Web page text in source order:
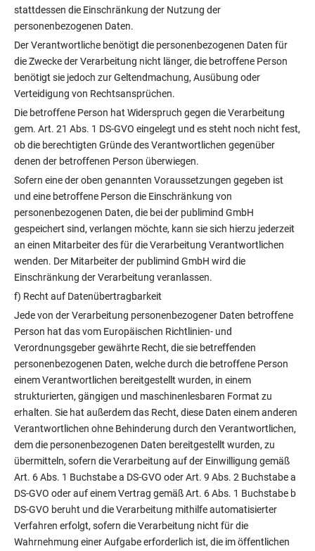
stattdessen die Einschränkung der Nutzung der
personenbezogenen Daten.
Der Verantwortliche benötigt die personenbezogenen Daten für
die Zwecke der Verarbeitung nicht länger, die betroffene Person
benötigt sie jedoch zur Geltendmachung, Ausübung oder
Verteidigung von Rechtsansprüchen.
Die betroffene Person hat Widerspruch gegen die Verarbeitung
gem. Art. 21 Abs. 1 DS-GVO eingelegt und es steht noch nicht fest,
ob die berechtigten Gründe des Verantwortlichen gegenüber
denen der betroffenen Person überwiegen.
Sofern eine der oben genannten Voraussetzungen gegeben ist
und eine betroffene Person die Einschränkung von
personenbezogenen Daten, die bei der publimind GmbH
gespeichert sind, verlangen möchte, kann sie sich hierzu jederzeit
an einen Mitarbeiter des für die Verarbeitung Verantwortlichen
wenden. Der Mitarbeiter der publimind GmbH wird die
Einschränkung der Verarbeitung veranlassen.
f) Recht auf Datenübertragbarkeit
Jede von der Verarbeitung personenbezogener Daten betroffene
Person hat das vom Europäischen Richtlinien- und
Verordnungsgeber gewährte Recht, die sie betreffenden
personenbezogenen Daten, welche durch die betroffene Person
einem Verantwortlichen bereitgestellt wurden, in einem
strukturierten, gängigen und maschinenlesbaren Format zu
erhalten. Sie hat außerdem das Recht, diese Daten einem anderen
Verantwortlichen ohne Behinderung durch den Verantwortlichen,
dem die personenbezogenen Daten bereitgestellt wurden, zu
übermitteln, sofern die Verarbeitung auf der Einwilligung gemäß
Art. 6 Abs. 1 Buchstabe a DS-GVO oder Art. 9 Abs. 2 Buchstabe a
DS-GVO oder auf einem Vertrag gemäß Art. 6 Abs. 1 Buchstabe b
DS-GVO beruht und die Verarbeitung mithilfe automatisierter
Verfahren erfolgt, sofern die Verarbeitung nicht für die
Wahrnehmung einer Aufgabe erforderlich ist, die im öffentlichen